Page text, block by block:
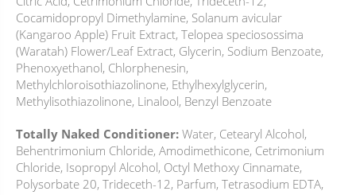
Cocamidopropyl Dimethylamine, Solanum avicular
(Kangaroo Apple) Fruit Extract, Telopea speciosossima
(Waratah) Flower/Leaf Extract, Glycerin, Sodium Benzoate,
Phenoxyethanol, Chlorphenesin,
Methylchloroisothiazolinone, Ethylhexylglycerin,
Methylisothiazolinone, Linalool, Benzyl Benzoate
Totally Naked Conditioner: Water, Cetearyl Alcohol,
Behentrimonium Chloride, Amodimethicone, Cetrimonium
Chloride, Isopropyl Alcohol, Octyl Methoxy Cinnamate,
Polysorbate 20, Trideceth-12, Parfum, Tetrasodium EDTA,